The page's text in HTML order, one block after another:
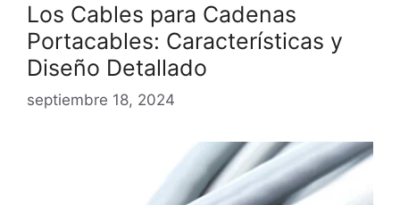
Los Cables para Cadenas
Portacables: Características y
Diseño Detallado
septiembre 18, 2024